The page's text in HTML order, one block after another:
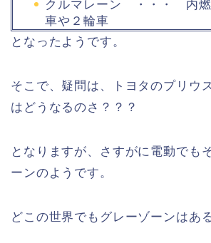
クルマレーン ・・・ 内燃
車や２輪車
となったようです。
そこで、疑問は、トヨタのプリウ
はどうなるのさ？？？
となりますが、さすがに電動でも
ーンのようです。
どこの世界でもグレーゾーンはあ